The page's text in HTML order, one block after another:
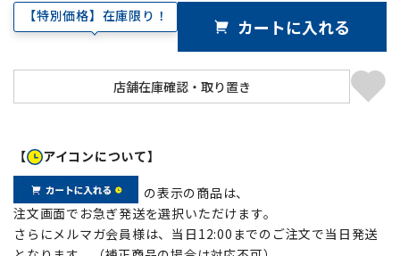
【特別価格】在庫限り！ カートに入れる
【 アイコンについて】
の表示の商品は、
注文画面でお急ぎ発送を選択いただけます。
さらにメルマガ会員様は、当日12:00までのご注文で当日発送